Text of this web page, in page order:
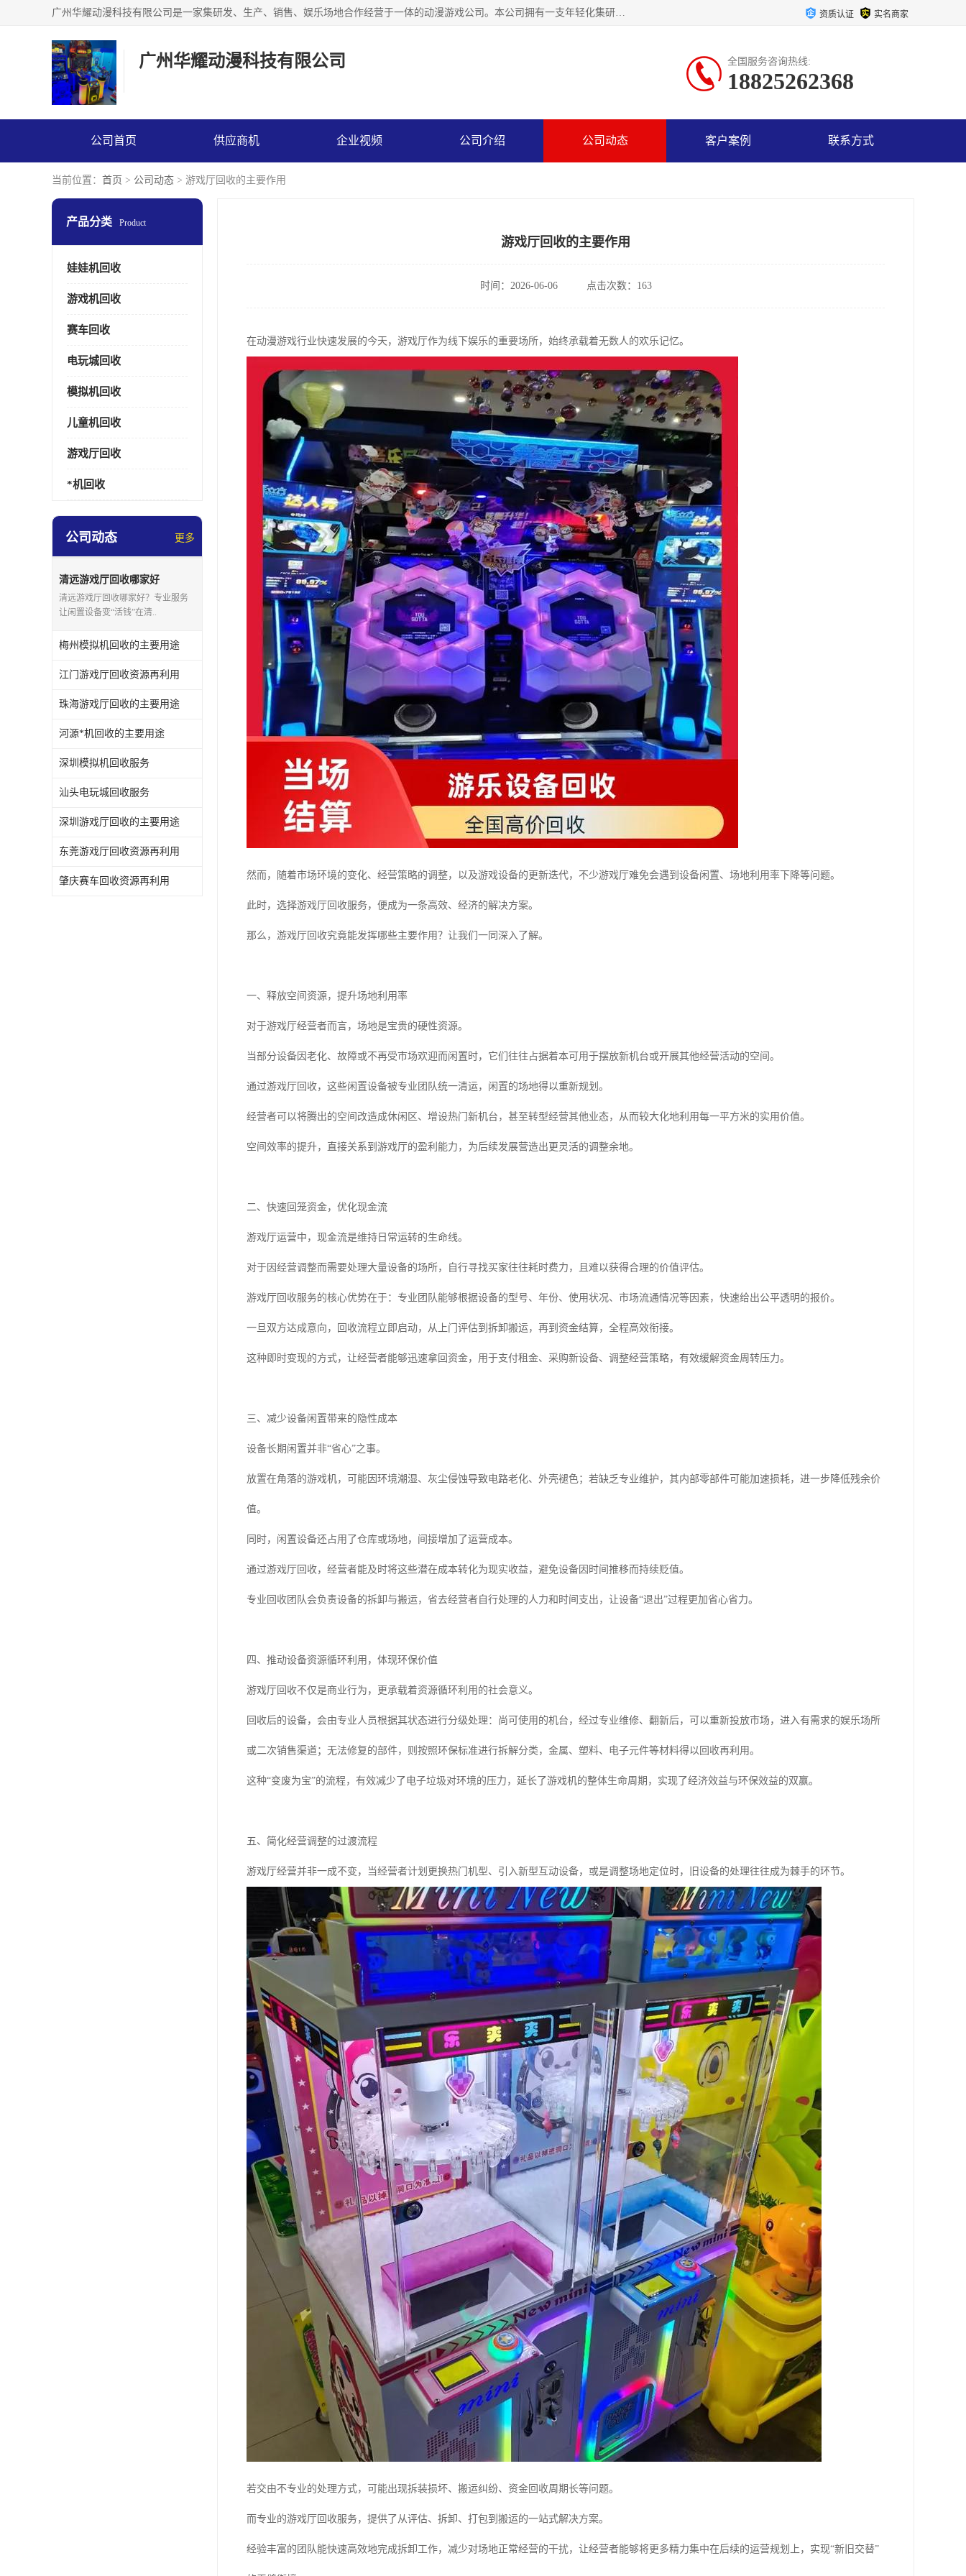
广州华耀动漫科技有限公司是一家集研发、生产、销售、娱乐场地合作经营于一体的动漫游戏公司。本公司拥有一支年轻化集研发生产到售后服务的队伍，及时地为客户提供、赚钱的产品。本公司以雄厚的实力、合理的价格、优良的服务与多家企业建立了长期的合作关系。热诚欢迎各界前来参观、考察、洽谈业务。目前公司经营的产品有：各种捕渔游戏机系列，大型模拟机系列、轮盘机系列、连线机系列、框体机系列、玛莉机系列等。 资质认证 实名商家
广州华耀动漫科技有限公司 全国服务咨询热线:
18825262368
公司首页 供应商机 企业视频 公司介绍 公司动态 客户案例 联系方式
当前位置： 首页 > 公司动态 > 游戏厅回收的主要作用
产品分类 Product
娃娃机回收
游戏机回收
赛车回收
电玩城回收
模拟机回收
儿童机回收
游戏厅回收
*机回收
公司动态 更多
清远游戏厅回收哪家好
清远游戏厅回收哪家好？专业服务
让闲置设备变“活钱”在清..
梅州模拟机回收的主要用途
江门游戏厅回收资源再利用
珠海游戏厅回收的主要用途
河源*机回收的主要用途
深圳模拟机回收服务
汕头电玩城回收服务
深圳游戏厅回收的主要用途
东莞游戏厅回收资源再利用
肇庆赛车回收资源再利用
游戏厅回收的主要作用
时间：2026-06-06 点击次数：163
在动漫游戏行业快速发展的今天，游戏厅作为线下娱乐的重要场所，始终承载着无数人的欢乐记忆。
然而，随着市场环境的变化、经营策略的调整，以及游戏设备的更新迭代，不少游戏厅难免会遇到设备闲置、场地利用率下降等问题。
此时，选择游戏厅回收服务，便成为一条高效、经济的解决方案。
那么，游戏厅回收究竟能发挥哪些主要作用？让我们一同深入了解。
一、释放空间资源，提升场地利用率
对于游戏厅经营者而言，场地是宝贵的硬性资源。
当部分设备因老化、故障或不再受市场欢迎而闲置时，它们往往占据着本可用于摆放新机台或开展其他经营活动的空间。
通过游戏厅回收，这些闲置设备被专业团队统一清运，闲置的场地得以重新规划。
经营者可以将腾出的空间改造成休闲区、增设热门新机台，甚至转型经营其他业态，从而较大化地利用每一平方米的实用价值。
空间效率的提升，直接关系到游戏厅的盈利能力，为后续发展营造出更灵活的调整余地。
二、快速回笼资金，优化现金流
游戏厅运营中，现金流是维持日常运转的生命线。
对于因经营调整而需要处理大量设备的场所，自行寻找买家往往耗时费力，且难以获得合理的价值评估。
游戏厅回收服务的核心优势在于：专业团队能够根据设备的型号、年份、使用状况、市场流通情况等因素，快速给出公平透明的报价。
一旦双方达成意向，回收流程立即启动，从上门评估到拆卸搬运，再到资金结算，全程高效衔接。
这种即时变现的方式，让经营者能够迅速拿回资金，用于支付租金、采购新设备、调整经营策略，有效缓解资金周转压力。
三、减少设备闲置带来的隐性成本
设备长期闲置并非“省心”之事。
放置在角落的游戏机，可能因环境潮湿、灰尘侵蚀导致电路老化、外壳褪色；若缺乏专业维护，其内部零部件可能加速损耗，进一步降低残余价
值。
同时，闲置设备还占用了仓库或场地，间接增加了运营成本。
通过游戏厅回收，经营者能及时将这些潜在成本转化为现实收益，避免设备因时间推移而持续贬值。
专业回收团队会负责设备的拆卸与搬运，省去经营者自行处理的人力和时间支出，让设备“退出”过程更加省心省力。
四、推动设备资源循环利用，体现环保价值
游戏厅回收不仅是商业行为，更承载着资源循环利用的社会意义。
回收后的设备，会由专业人员根据其状态进行分级处理：尚可使用的机台，经过专业维修、翻新后，可以重新投放市场，进入有需求的娱乐场所
或二次销售渠道；无法修复的部件，则按照环保标准进行拆解分类，金属、塑料、电子元件等材料得以回收再利用。
这种“变废为宝”的流程，有效减少了电子垃圾对环境的压力，延长了游戏机的整体生命周期，实现了经济效益与环保效益的双赢。
五、简化经营调整的过渡流程
游戏厅经营并非一成不变，当经营者计划更换热门机型、引入新型互动设备，或是调整场地定位时，旧设备的处理往往成为棘手的环节。
若交由不专业的处理方式，可能出现拆装损坏、搬运纠纷、资金回收周期长等问题。
而专业的游戏厅回收服务，提供了从评估、拆卸、打包到搬运的一站式解决方案。
经验丰富的团队能快速高效地完成拆卸工作，减少对场地正常经营的干扰，让经营者能够将更多精力集中在后续的运营规划上，实现“新旧交替”